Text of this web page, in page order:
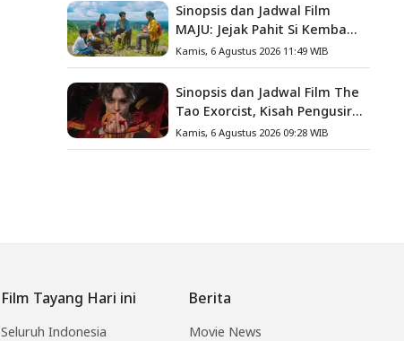
Sinopsis dan Jadwal Film
MAJU: Jejak Pahit Si Kembang
Gula, Misteri Hilangnya
Bagas di Lokasi Jambore
Kamis, 6 Agustus 2026 11:49 WIB
Sinopsis dan Jadwal Film The
Tao Exorcist, Kisah Pengusir
Setan Melawan Kutukan
Mematikan
Kamis, 6 Agustus 2026 09:28 WIB
Film Tayang Hari ini
Seluruh Indonesia
Berita
Movie News